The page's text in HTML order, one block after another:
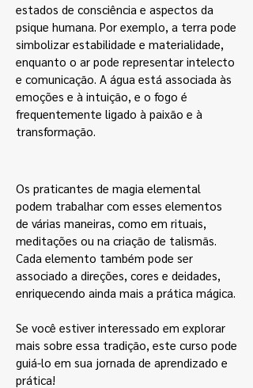
estados de consciência e aspectos da
psique humana. Por exemplo, a terra pode
simbolizar estabilidade e materialidade,
enquanto o ar pode representar intelecto
e comunicação. A água está associada às
emoções e à intuição, e o fogo é
frequentemente ligado à paixão e à
transformação.
Os praticantes de magia elemental
podem trabalhar com esses elementos
de várias maneiras, como em rituais,
meditações ou na criação de talismãs.
Cada elemento também pode ser
associado a direções, cores e deidades,
enriquecendo ainda mais a prática mágica.
Se você estiver interessado em explorar
mais sobre essa tradição, este curso pode
guiá-lo em sua jornada de aprendizado e
prática!